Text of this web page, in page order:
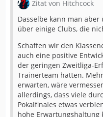
Zitat von Hitchcock
Dasselbe kann man aber
über einige Clubs, die
Schaffen wir den
auch eine positive
der geringen Zweitliga-
Trainerteam hatten.
erwarten, wäre
allerdings, dass viele
Pokalfinales etwas
hohe Erwartungshaltung